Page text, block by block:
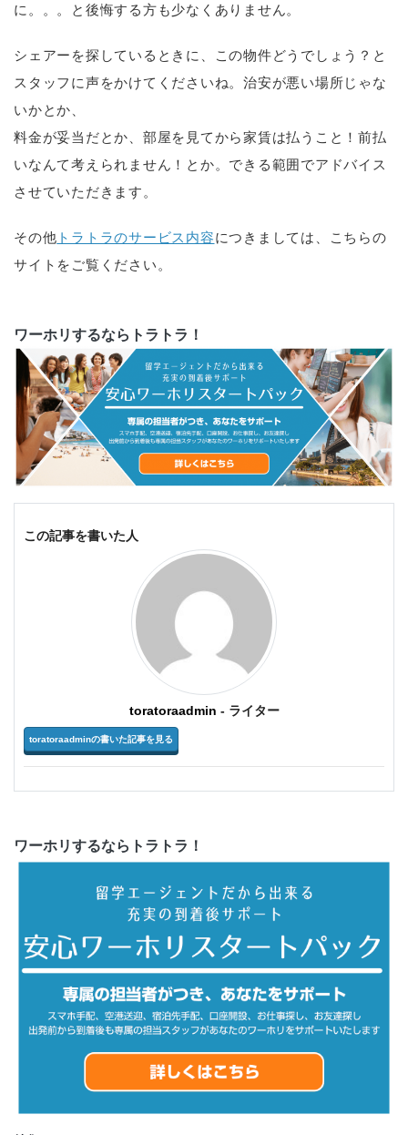
に。。。と後悔する方も少なくありません。
シェアーを探しているときに、この物件どうでしょう？と
スタッフに声をかけてくださいね。治安が悪い場所じゃな
いかとか、
料金が妥当だとか、部屋を見てから家賃は払うこと！前払
いなんて考えられません！とか。できる範囲でアドバイス
させていただきます。
その他 トラトラのサービス内容につきましては、こちらの
サイトをご覧ください。
ワーホリするならトラトラ！
この記事を書いた人
toratoraadmin - ライター
toratoraadminの書いた記事を見る
ワーホリするならトラトラ！